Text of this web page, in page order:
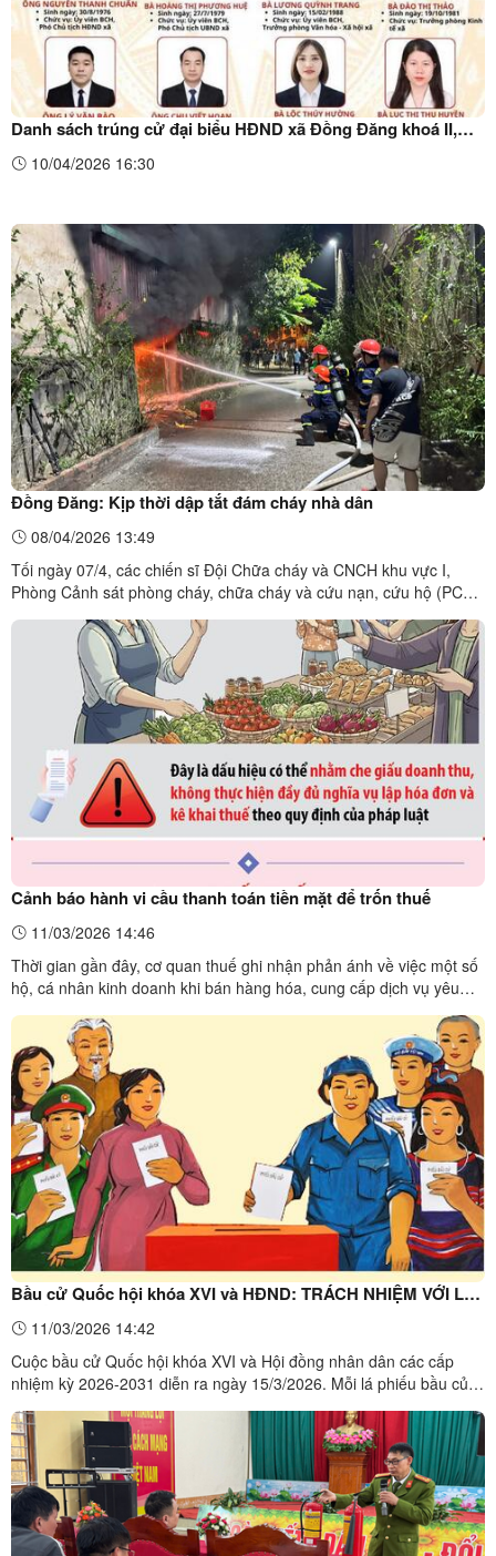
Danh sách trúng cử đại biểu HĐND xã Đồng Đăng khoá II,
nhiệm kỳ 2026-2031
10/04/2026 16:30
Đồng Đăng: Kịp thời dập tắt đám cháy nhà dân
08/04/2026 13:49
Tối ngày 07/4, các chiến sĩ Đội Chữa cháy và CNCH khu vực I,
Phòng Cảnh sát phòng cháy, chữa cháy và cứu nạn, cứu hộ (PCCC
và CNCH) kịp thời dập tắt một đám cháy nhà dân tại số 89 đường
Nam Quan, thôn Nam Quan, xã Đồng Đăng. Các chiến sĩ Cảnh sát
phòng cháy, chữa cháy và cứu nạn, cứu hộ có mặt kịp ...
Cảnh báo hành vi cầu thanh toán tiền mặt để trốn thuế
11/03/2026 14:46
Thời gian gần đây, cơ quan thuế ghi nhận phản ánh về việc một số
hộ, cá nhân kinh doanh khi bán hàng hóa, cung cấp dịch vụ yêu
cầu khách hàng thanh toán bằng tiền mặt, hạn chế hoặc từ chối
các hình thức thanh toán chuyển khoản, thanh toán điện tử. Theo
cơ quan quản lý, đây là dấu hiệu có thể nhằm ...
Bầu cử Quốc hội khóa XVI và HĐND: TRÁCH NHIỆM VỚI LÁ
PHIẾU11/03/2026 14:42
Cuộc bầu cử Quốc hội khóa XVI và Hội đồng nhân dân các cấp
nhiệm kỳ 2026-2031 diễn ra ngày 15/3/2026. Mỗi lá phiếu bầu của
cử tri thể hiện sự cân nhắc kỹ lưỡng, sáng suốt lựa chọn những đại
biểu đủ đức, đủ sức, đủ tài, đại diện cho mình tham gia vào cơ
quan dân cử. Muốn vậy, cử tri phải nghiên cứu ...